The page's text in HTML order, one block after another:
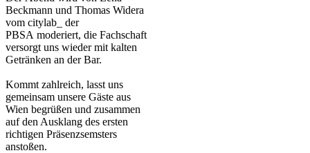
Beckmann und Thomas Widera
vom citylab_ der
PBSA moderiert, die Fachschaft
versorgt uns wieder mit kalten
Getränken an der Bar.
Kommt zahlreich, lasst uns
gemeinsam unsere Gäste aus
Wien begrüßen und zusammen
auf den Ausklang des ersten
richtigen Präsenzsemsters
anstoßen.